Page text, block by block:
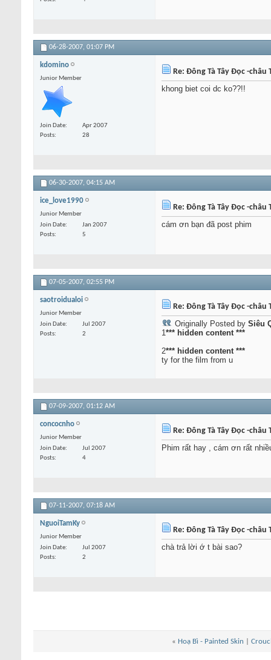
06-28-2007, 01:07 PM
kdomino
Junior Member
Join Date
Apr 2007
Posts
28
Re: Đông Tà Tây Đọc -châu
khong biet coi dc ko??!!
06-30-2007, 04:15 AM
ice_love1990
Junior Member
Join Date
Jan 2007
Posts
5
Re: Đông Tà Tây Đọc -châu
cám ơn bạn đã post phim
07-05-2007, 02:55 PM
saotroidualoi
Junior Member
Join Date
Jul 2007
Posts
2
Re: Đông Tà Tây Đọc -châu
Originally Posted by Siêu
1*** hidden content ***
2*** hidden content ***
ty for the film from u
07-09-2007, 01:12 AM
concocnho
Junior Member
Join Date
Jul 2007
Posts
4
Re: Đông Tà Tây Đọc -châu
Phim rất hay , cám ơn rất
07-11-2007, 07:18 AM
NguoiTamKy
Junior Member
Join Date
Jul 2007
Posts
2
Re: Đông Tà Tây Đọc -châu
chà trả lời ớ t bài sao?
« Hoạ Bì - Painted Skin